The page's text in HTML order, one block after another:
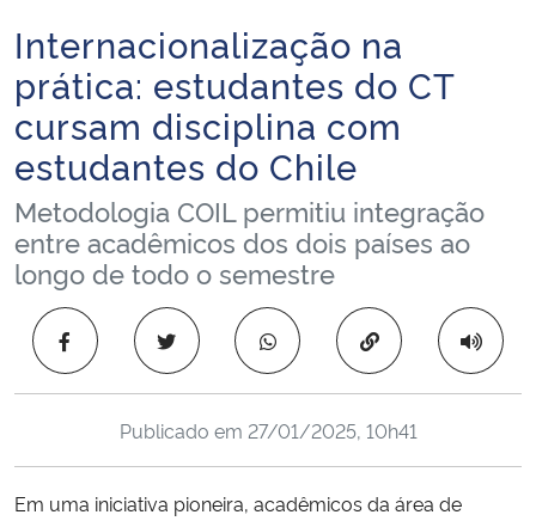
Ministério da Infraestrutura
Ministério da Agricultura, Pecuária e Abastecimento
Ministério da Educação
Ministério da Cidadania
Ministério da Saúde
Ministério de Minas e Energia
Ministério do Meio Ambiente
Início do conteúdo
Internacionalização na
prática: estudantes do CT
cursam disciplina com
estudantes do Chile
Metodologia COIL permitiu integração
entre acadêmicos dos dois países ao
longo de todo o semestre
Copiar para área
Publicado em 27/01/2025, 10h41
Em uma iniciativa pioneira, acadêmicos da área de